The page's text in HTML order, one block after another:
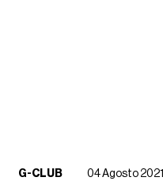
G-CLUB
04 Agosto 2021